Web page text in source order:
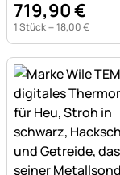
719,90€
1 Stück =18,00€